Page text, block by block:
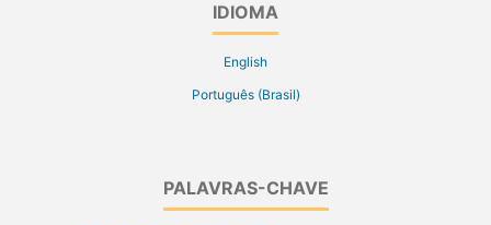
IDIOMA
English
Português (Brasil)
PALAVRAS-CHAVE